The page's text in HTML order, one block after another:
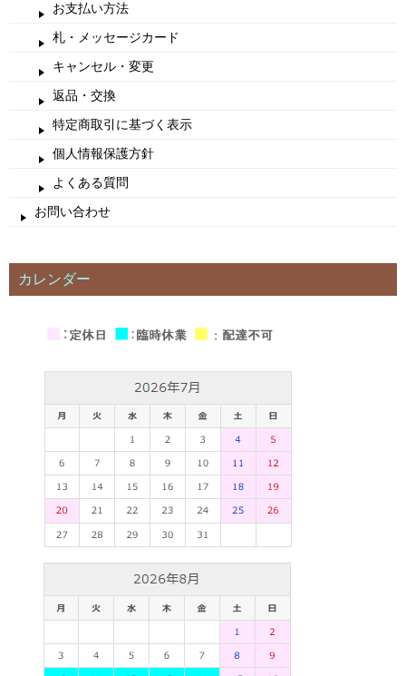
お支払い方法
札・メッセージカード
キャンセル・変更
返品・交換
特定商取引に基づく表示
個人情報保護方針
よくある質問
お問い合わせ
カレンダー